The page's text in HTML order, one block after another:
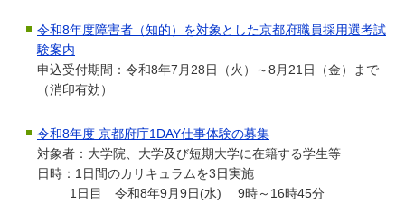
令和8年度障害者（知的）を対象とした京都府職員採用選考試
験案内
申込受付期間：令和8年7月28日（火）～8月21日（金）まで
（消印有効）
令和8年度 京都府庁1DAY仕事体験の募集
対象者：大学院、大学及び短期大学に在籍する学生等
日時：1日間のカリキュラムを3日実施
1日目 令和8年9月9日(水) 9時～16時45分